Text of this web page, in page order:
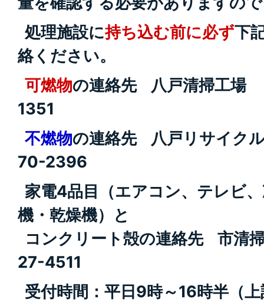
処理施設に持ち込む前に必ず下
絡ください。
可燃物の連絡先 八戸清掃
1351
不燃物の連絡先 八戸リサイク
70-2396
家電4品目（エアコン、テレビ
機・乾燥機）と
コンクリート殻の連絡先 市清
27-4511
受付時間：平日9時～16時半（